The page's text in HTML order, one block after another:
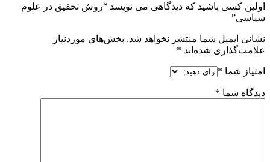
اولین کسی باشید که دیدگاهی می نویسد “روش تحقیق در علوم
سیاسی”
نشانی ایمیل شما منتشر نخواهد شد. بخش‌های موردنیاز
علامت‌گذاری شده‌اند *
امتیاز شما *
دیدگاه شما *